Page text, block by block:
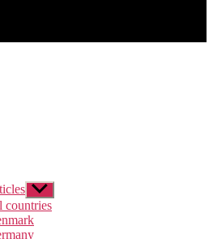
Zobrazit
podmenu
countries